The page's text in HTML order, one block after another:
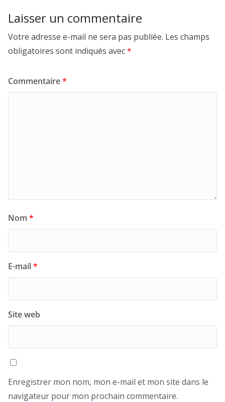
Laisser un commentaire
Votre adresse e-mail ne sera pas publiée. Les champs
obligatoires sont indiqués avec*
Commentaire*
Nom *
E-mail*
Site web
Enregistrer mon nom, mon e-mail et mon site dans le
navigateur pour mon prochain commentaire.